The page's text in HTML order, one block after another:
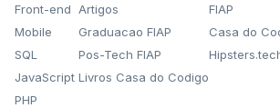
Front-end
Mobile
SQL
JavaScript
PHP
Artigos
Graduacao FIAP
Pos-Tech FIAP
Livros Casa do Codigo
FIAP
Casa do